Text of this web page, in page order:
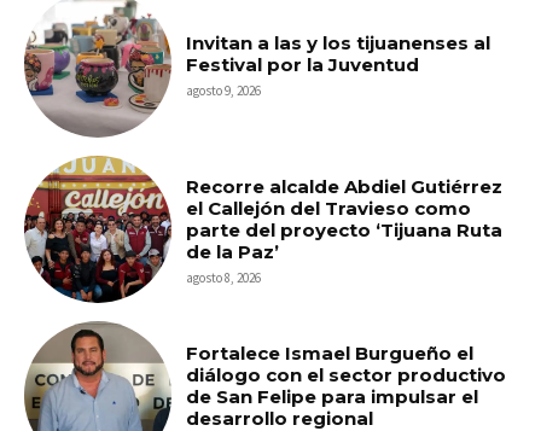
Invitan a las y los tijuanenses al
Festival por la Juventud
agosto 9, 2026
Recorre alcalde Abdiel Gutiérrez
el Callejón del Travieso como
parte del proyecto ‘Tijuana Ruta
de la Paz’
agosto 8, 2026
Fortalece Ismael Burgueño el
diálogo con el sector productivo
de San Felipe para impulsar el
desarrollo regional